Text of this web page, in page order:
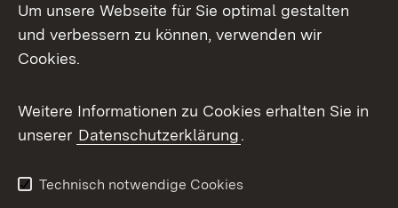
Mastodon
Messenger
Social Wall
X / Twitter
Youtube
Um unsere Webseite für Sie optimal gestalten
und verbessern zu können, verwenden wir
Cookies.
Weitere Informationen zu Cookies erhalten Sie in
unserer Datenschutzerklärung.
Technisch notwendige Cookies